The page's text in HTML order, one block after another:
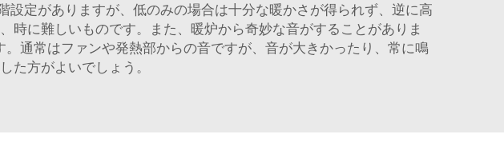
定がありますが、低のみの場合は十分な暖かさが得られず、逆に高
に難しいものです。また、暖炉から奇妙な音がすることがありま
通常はファンや発熱部からの音ですが、音が大きかったり、常に鳴
た方がよいでしょう。